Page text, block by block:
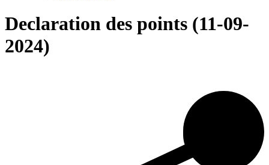
Declaration des points (11-09-
2024)